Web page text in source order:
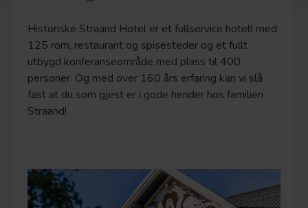
Historiske Straand Hotel er et fullservice hotell med
125 rom, restaurant og spisesteder og et fullt
utbygd konferanseområde med plass til 400
personer. Og med over 160 års erfaring kan vi slå
fast at du som gjest er i gode hender hos familien
Straand!